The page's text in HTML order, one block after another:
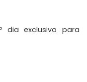
dia exclusivo para